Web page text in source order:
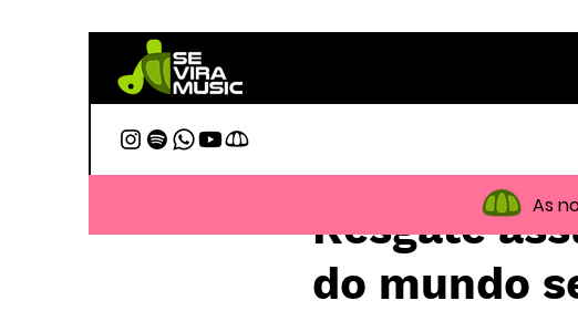
As
Resgate
do mundo